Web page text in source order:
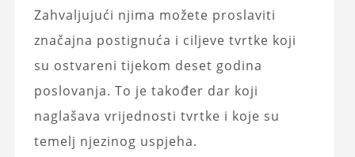
Zahvaljujući njima možete proslaviti
značajna postignuća i ciljeve tvrtke koji
su ostvareni tijekom deset godina
poslovanja. To je također dar koji
naglašava vrijednosti tvrtke i koje su
temelj njezinog uspjeha.